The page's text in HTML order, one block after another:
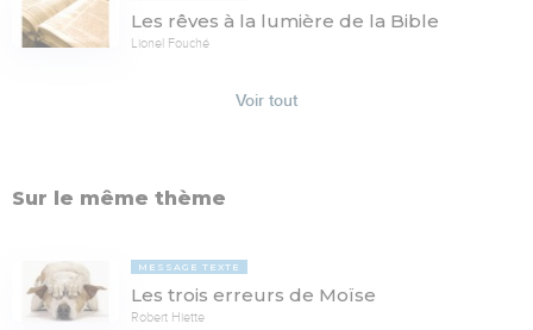
Les rêves à la lumière de la Bible
Lionel Fouché
Voir tout
Sur le même thème
MESSAGE TEXTE
Les trois erreurs de Moïse
Robert Hiette